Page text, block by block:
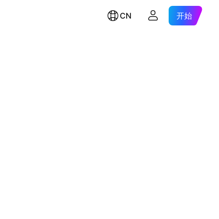
CN 开始